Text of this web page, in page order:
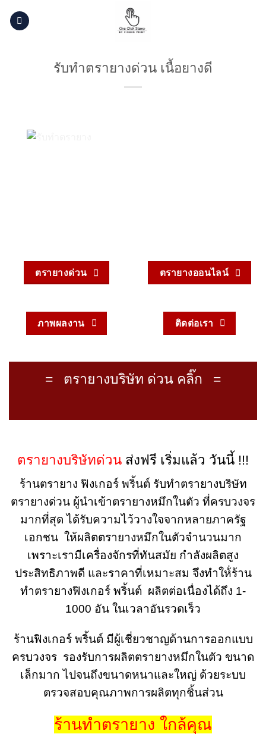
รับทำตรายางด่วน เนื้อยางดี
ตรายางด่วน ตรายางออนไลน์
ภาพผลงาน ติดต่อเรา
= ตรายางบริษัท ด่วน คลิ๊ก =
ตรายางบริษัทด่วน ส่งฟรี เริ่มแล้ว วันนี้ !!!
ร้านตรายาง ฟิงเกอร์ พริ้นต์ รับทำตรายางบริษัท
ตรายางด่วน ผู้นำเข้าตรายางหมึกในตัว ที่ครบวงจร
มากที่สุด ได้รับความไว้วางใจจากหลายภาครัฐ
เอกชน ให้ผลิตตรายางหมึกในตัวจำนวนมาก
เพราะเรามีเครื่องจักรที่ทันสมัย กำลังผลิตสูง
ประสิทธิภาพดี และราคาที่เหมาะสม จึงทำให้่ร้าน
ทำตรายางฟิงเกอร์ พริ้นต์ ผลิตต่อเนื่องได้ถึง 1-
1000 อัน ในเวลาอันรวดเร็ว
ร้านฟิงเกอร์ พริ้นต์ มีผู้เชี่ยวชาญด้านการออกแบบ
ครบวงจร รองรับการผลิตตรายางหมึกในตัว ขนาด
เล็กมาก ไปจนถึงขนาดหนาและใหญ่ ด้วยระบบ
ตรวจสอบคุณภาพการผลิตทุกชิ้นส่วน
ร้านทำตรายาง ใกล้คุณ